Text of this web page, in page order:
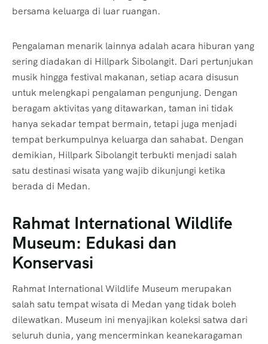
bersama keluarga di luar ruangan.
Pengalaman menarik lainnya adalah acara hiburan yang
sering diadakan di Hillpark Sibolangit. Dari pertunjukan
musik hingga festival makanan, setiap acara disusun
untuk melengkapi pengalaman pengunjung. Dengan
beragam aktivitas yang ditawarkan, taman ini tidak
hanya sekadar tempat bermain, tetapi juga menjadi
tempat berkumpulnya keluarga dan sahabat. Dengan
demikian, Hillpark Sibolangit terbukti menjadi salah
satu destinasi wisata yang wajib dikunjungi ketika
berada di Medan.
Rahmat International Wildlife
Museum: Edukasi dan
Konservasi
Rahmat International Wildlife Museum merupakan
salah satu tempat wisata di Medan yang tidak boleh
dilewatkan. Museum ini menyajikan koleksi satwa dari
seluruh dunia, yang mencerminkan keanekaragaman